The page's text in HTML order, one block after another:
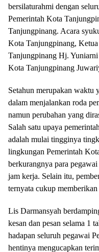
bersilaturahmi dengan
Pemerintah Kota
Tanjungpinang. Acara
Kota Tanjungpinang,
Tanjungpinang Hj.
Kota Tanjungpinang
Setahun merupakan waktu
dalam menjalankan roda
namun perubahan yang
Salah satu upaya
adalah mulai tingginya
lingkungan Pemerintah
berkurangnya para
jam kerja. Selain itu,
ternyata cukup
Lis Darmansyah
kesan dan pesan selama 1
hadapan seluruh pegawai
hentinya mengucapkan